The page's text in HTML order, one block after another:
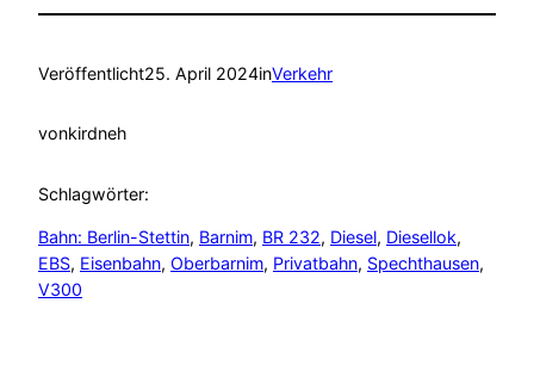
Veröffentlicht25. April 2024inVerkehr
vonkirdneh
Schlagwörter:
Bahn: Berlin-Stettin, Barnim, BR 232, Diesel, Diesellok
EBS, Eisenbahn, Oberbarnim, Privatbahn, Spechthausen
V300